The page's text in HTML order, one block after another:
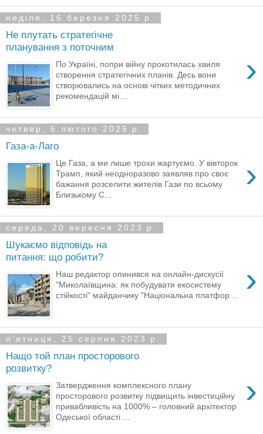
неділя, 16 березня 2025 р.
Не плутать стратегічне
планування з поточним
›
По Україні, попри війну прокотилась хвиля
створення стратегічних планів. Десь вони
створювались на основі чітких методичних
рекомендацій мі...
четвер, 6 лютого 2025 р.
Газа-а-Лаго
›
Це Газа, а ми лише трохи жартуємо. У вівторок
Трамп, який неодноразово заявляв про своє
бажання розселити жителів Гази по всьому
Близькому С...
середа, 20 вересня 2023 р.
Шукаємо відповідь на
питання: що робити?
›
Наш редактор опинився на онлайн-дискусії
"Миколаївщина: як побудувати екосистему
стійкості" майданчику "Національна платфор...
пʼятниця, 25 серпня 2023 р.
Нащо той план просторового
розвитку?
›
Затвердження комплексного плану
просторового розвитку підвищить інвестиційну
привабливість на 1000% – головний архітектор
Одеської області ...